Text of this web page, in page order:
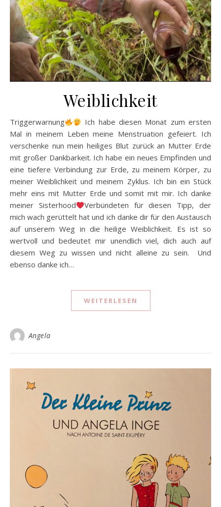
Weiblichkeit
Triggerwarnung
Ich habe diesen Monat zum ersten
Mal in meinem Leben meine Menstruation gefeiert. Ich
verschenke nun mein heiliges Blut zurück an Mutter Erde
mit großer Dankbarkeit. Ich habe ein neues Empfinden und
eine tiefere Verbindung zur Erde, zu meinem Körper, zu
meiner Weiblichkeit und meinem Zyklus. Ich bin ein Stück
mehr eins mit Mutter Erde und somit mit mir. Ich danke
meiner Sisterhood
Verbündeten für diesen Tipp, der
mich wach gerüttelt hat und ich danke dir für den Austausch
auf unserem Weg in die heilige Weiblichkeit. Es ist so
wertvoll und bedeutet mir unendlich viel, dich auch auf
diesem Weg zu wissen und nicht alleine zu sein. Und
ebenso danke ich…
WEITERLESEN
Angela